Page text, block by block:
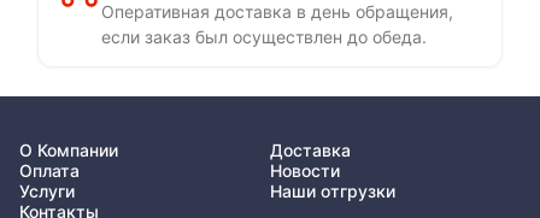
Оперативная доставка в день обращения,
если заказ был осуществлен до обеда.
О Компании
Доставка
Оплата
Новости
Услуги
Наши отгрузки
Контакты